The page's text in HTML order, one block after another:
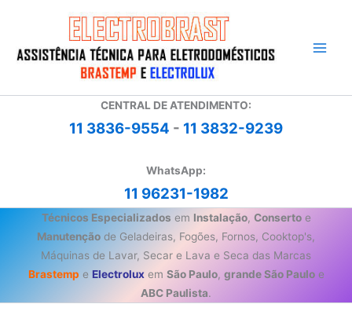
conteúdo
CENTRAL DE ATENDIMENTO:
11 3836-9554 - 11 3832-9239
WhatsApp:
11 96231-1982
Técnicos Especializados em Instalação, Consertoe
Manutenção de Geladeiras, Fogões, Fornos, Cooktop's,
Máquinas de Lavar, Secar e Lava e Seca das Marcas
Brastemp e Electroluxem São Paulo, grande São Pauloe
ABC Paulista.